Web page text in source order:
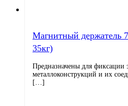
Магнитный держатель
35кг)
Предназначены для фиксации
металлоконструкций и их
[…]